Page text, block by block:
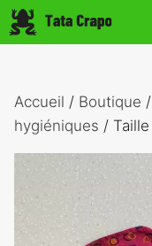
Aller
au
Accueil / Boutique /
hygiéniques /